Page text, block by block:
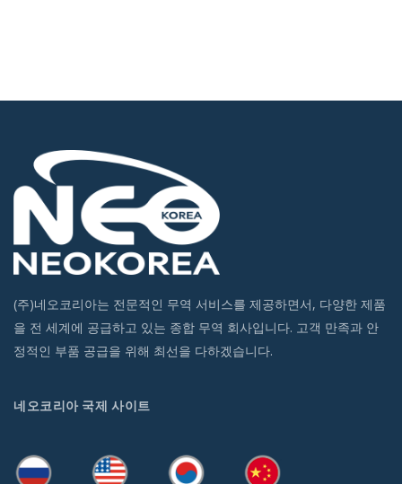
(주)네오코리아는 전문적인 무역 서비스를 제공하면서, 다양한 제품
을 전 세계에 공급하고 있는 종합 무역 회사입니다. 고객 만족과 안
정적인 부품 공급을 위해 최선을 다하겠습니다.
네오코리아 국제 사이트